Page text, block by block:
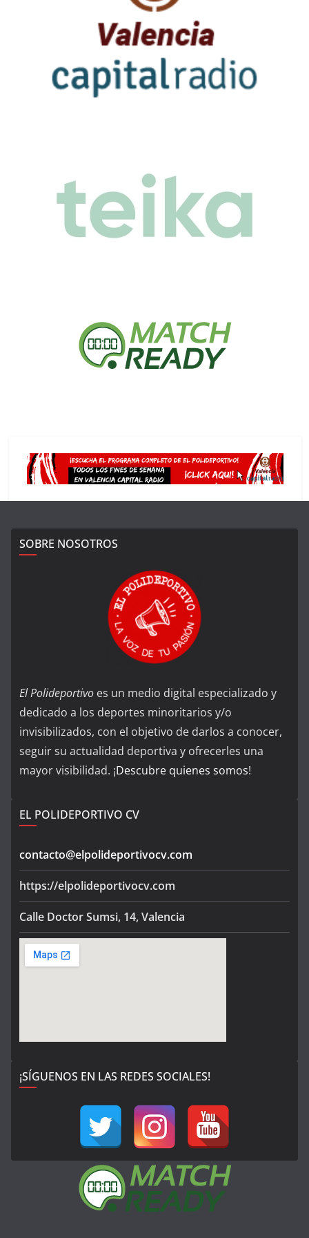
SOBRE NOSOTROS
El Polideportivo es un medio digital especializado y
dedicado a los deportes minoritarios y/o
invisibilizados, con el objetivo de darlos a conocer,
seguir su actualidad deportiva y ofrecerles una
mayor visibilidad. ¡Descubre quienes somos!
EL POLIDEPORTIVO CV
contacto@elpolideportivocv.com
https://elpolideportivocv.com
Calle Doctor Sumsi, 14, Valencia
¡SÍGUENOS EN LAS REDES SOCIALES!